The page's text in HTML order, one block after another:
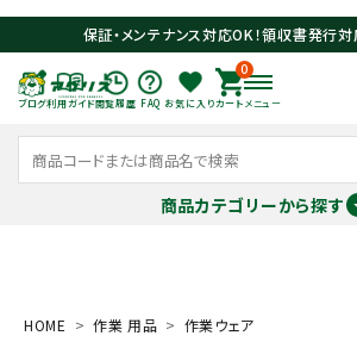
保証・メンテナンス対応OK！領収書発行対
ブログ利用ガイド閲覧履歴 FAQ お気に入り
0
カート メニュー
商品カテゴリーから探す
HOME 作業 用品
作業ウェア